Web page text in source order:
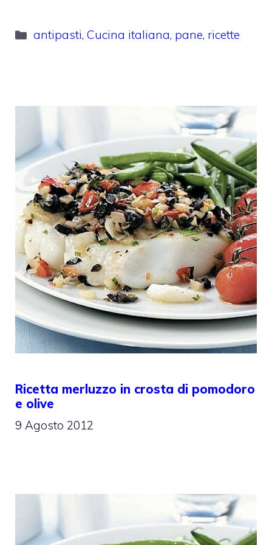
Categorie
antipasti,Cucina italiana, pane, ricette
Ricetta merluzzo in crosta di pomodoro
e olive
9 Agosto 2012